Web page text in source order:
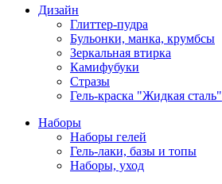
Дизайн
Глиттер-пудра
Бульонки, манка, крумбсы
Зеркальная втирка
Камифубуки
Стразы
Гель-краска "Жидкая сталь"
Наборы
Наборы гелей
Гель-лаки, базы и топы
Наборы, уход